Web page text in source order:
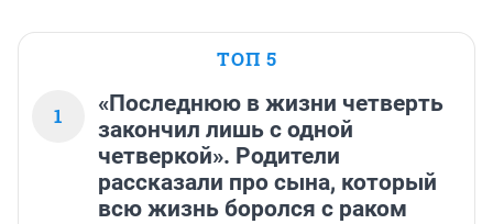
ТОП 5
1
«Последнюю в жизни четверть
закончил лишь с одной
четверкой». Родители
рассказали про сына, который
всю жизнь боролся с раком